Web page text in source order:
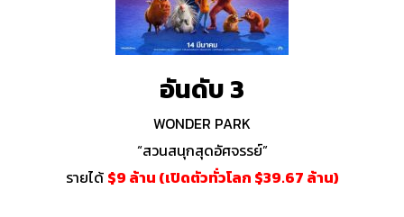
อันดับ 3
WONDER PARK
“สวนสนุกสุดอัศจรรย์”
รายได้ $9 ล้าน (เปิดตัวทั่วโลก $39.67 ล้าน)